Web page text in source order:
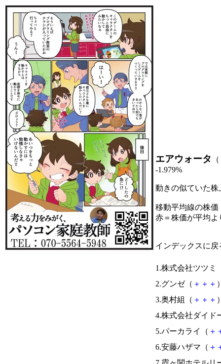
エアウォータ （
-1.979%
動きの似ていた
移動平均線の株価
赤＝株価が平均
インデックスに戻
1.株式会社ツツミ
2.グンゼ（ ＋ ＋ ＋
3.奥村組（ ＋ ＋ ＋
4.株式会社ダイド
5.パーカライ（ ＋
6.安藤ハザマ（ ＋